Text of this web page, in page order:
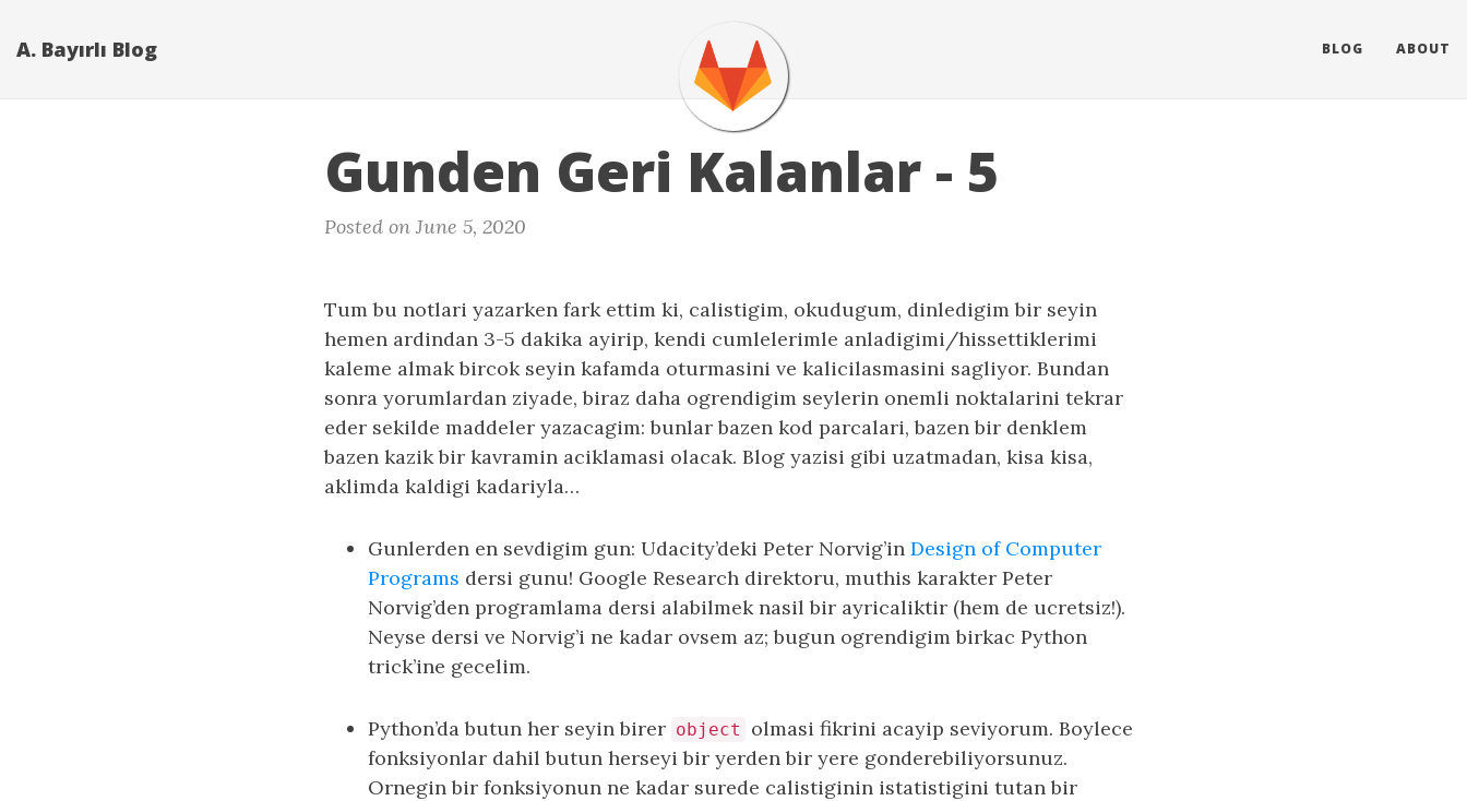
A. Bayırlı Blog BLOG ABOUT
Gunden Geri Kalanlar - 5
Posted on June 5, 2020
Tum bu notlari yazarken fark ettim ki, calistigim, okudugum, dinledigim bir seyin
hemen ardindan 3-5 dakika ayirip, kendi cumlelerimle anladigimi/hissettiklerimi
kaleme almak bircok seyin kafamda oturmasini ve kalicilasmasini sagliyor. Bundan
sonra yorumlardan ziyade, biraz daha ogrendigim seylerin onemli noktalarini tekrar
eder sekilde maddeler yazacagim: bunlar bazen kod parcalari, bazen bir denklem
bazen kazik bir kavramin aciklamasi olacak. Blog yazisi gibi uzatmadan, kisa kisa,
aklimda kaldigi kadariyla…
Gunlerden en sevdigim gun: Udacity’deki Peter Norvig’in Design of Computer
Programs dersi gunu! Google Research direktoru, muthis karakter Peter
Norvig’den programlama dersi alabilmek nasil bir ayricaliktir (hem de ucretsiz!).
Neyse dersi ve Norvig’i ne kadar ovsem az; bugun ogrendigim birkac Python
trick’ine gecelim.
Python’da butun her seyin birer object
olmasi fikrini acayip seviyorum. Boylece
fonksiyonlar dahil butun herseyi bir yerden bir yere gonderebiliyorsunuz.
Ornegin bir fonksiyonun ne kadar surede calistiginin istatistigini tutan bir